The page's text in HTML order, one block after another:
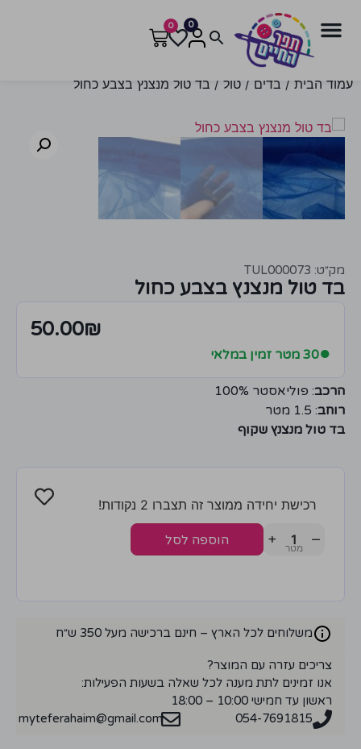
0
0
עמוד הבית / בדים / טול / בד טול מנצנץ בצבע כחול
מק״ט: TUL000073
בד טול מנצנץ בצבע כחול
50.00₪
●30 מטר זמין במלאי
הרכב: פוליאסטר 100%
רוחב: 1.5 מטר
בד טול מנצנץ שקוף
רכישת יחידה ממוצר זה תצברו 2 נקודות!
−
+ הוספה לסל
משלוחים לכל הארץ – חינם ברכישה מעל 350 ש״ח
צריכים עזרה עם המוצר?
אנו זמינים לתת מענה לכל שאלה בשעות הפעילות:
ראשון עד חמישי 10:00 – 18:00
054-7691815
myteferahaim@gmail.com